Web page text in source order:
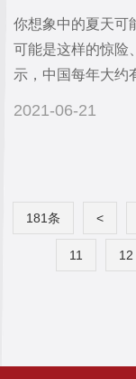
你想象中的夏天可
可能是这样的惊险
示，中国每年大约
2021-06-21
181条 <
11 12